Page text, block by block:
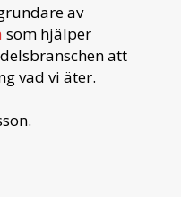
av
som hjälper
att
vad vi äter.